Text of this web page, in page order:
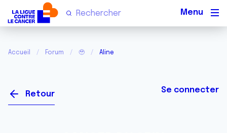
Accueil Forum 🥹 Aline
Retour Se connecter